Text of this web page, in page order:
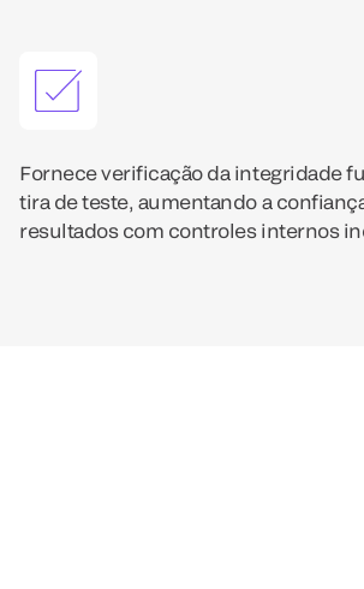
Fornece verificação da integridade
tira de teste, aumentando a
resultados com controles internos